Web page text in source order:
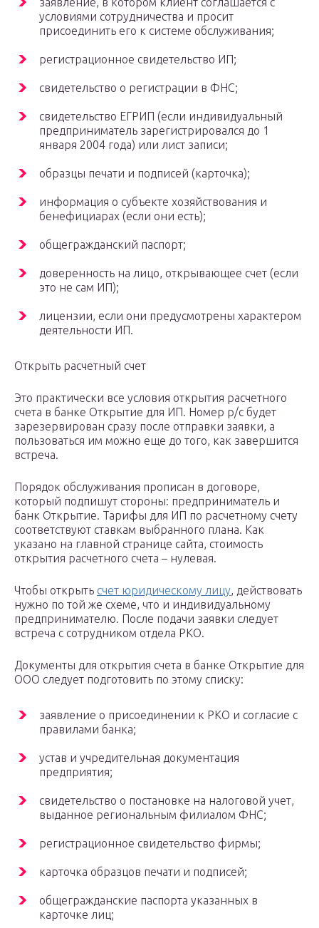
условиями сотрудничества и просит
присоединить его к системе обслуживания;
регистрационное свидетельство ИП;
свидетельство о регистрации в ФНС;
свидетельство ЕГРИП (если индивидуальный
предприниматель зарегистрировался до 1
января 2004 года) или лист записи;
образцы печати и подписей (карточка);
информация о субъекте хозяйствования и
бенефициарах (если они есть);
общегражданский паспорт;
доверенность на лицо, открывающее счет (если
это не сам ИП);
лицензии, если они предусмотрены характером
деятельности ИП.
Открыть расчетный счет
Это практически все условия открытия расчетного
счета в банке Открытие для ИП. Номер р/с будет
зарезервирован сразу после отправки заявки, а
пользоваться им можно еще до того, как завершится
встреча.
Порядок обслуживания прописан в договоре,
который подпишут стороны: предприниматель и
банк Открытие. Тарифы для ИП по расчетному счету
соответствуют ставкам выбранного плана. Как
указано на главной странице сайта, стоимость
открытия расчетного счета – нулевая.
Чтобы открыть счет юридическому лицу, действовать
нужно по той же схеме, что и индивидуальному
предпринимателю. После подачи заявки следует
встреча с сотрудником отдела РКО.
Документы для открытия счета в банке Открытие для
ООО следует подготовить по этому списку:
заявление о присоединении к РКО и согласие с
правилами банка;
устав и учредительная документация
предприятия;
свидетельство о постановке на налоговой учет,
выданное региональным филиалом ФНС;
регистрационное свидетельство фирмы;
карточка образцов печати и подписей;
общегражданские паспорта указанных в
карточке лиц;